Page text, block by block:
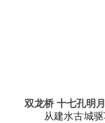
双龙桥 十七孔明
从建水古城